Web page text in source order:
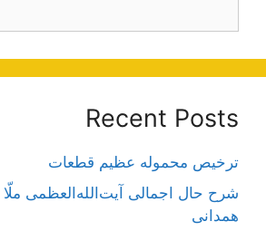
Recent Posts
ترخیص محموله عظیم قطعات
شرح حال اجمالی آیت‌الله‌العظمی
همدانی